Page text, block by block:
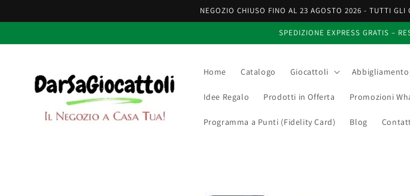
ai contenuti
NEGOZIO CHIUSO FINO AL 23 AGOSTO 2026 - TUTTI
SPEDIZIONE EXPRESS GRATIS –
Home Catalogo Giocattoli
Idee Regalo Prodotti in Offerta Promozioni
Programma a Punti (Fidelity Card) Blog